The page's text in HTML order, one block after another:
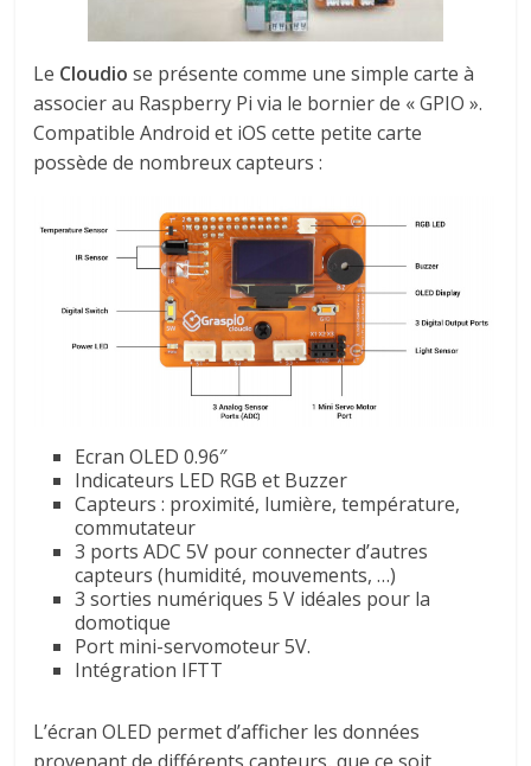
Le Cloudio se présente comme une simple carte à
associer au Raspberry Pi via le bornier de « GPIO ».
Compatible Android et iOS cette petite carte
possède de nombreux capteurs :
Ecran OLED 0.96″
Indicateurs LED RGB et Buzzer
Capteurs : proximité, lumière, température,
commutateur
3 ports ADC 5V pour connecter d’autres
capteurs (humidité, mouvements, …)
3 sorties numériques 5 V idéales pour la
domotique
Port mini-servomoteur 5V.
Intégration IFTT
L’écran OLED permet d’afficher les données